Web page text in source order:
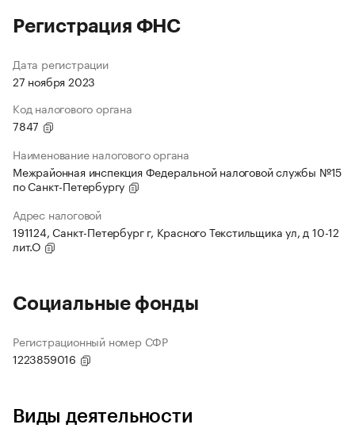
Регистрация ФНС
Дата регистрации
27 ноября 2023
Код налогового органа
7847
Наименование налогового органа
Межрайонная инспекция Федеральной налоговой службы №15
по Санкт-Петербургу
Адрес налоговой
191124, Санкт-Петербург г, Красного Текстильщика ул, д 10-12
лит.О
Социальные фонды
Регистрационный номер СФР
1223859016
Виды деятельности